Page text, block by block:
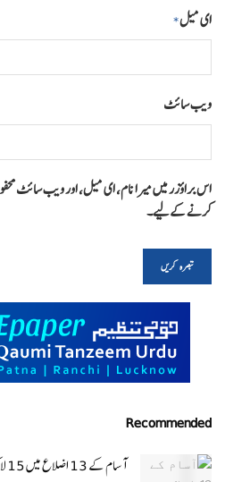
ای میل*
ویب‌ سائٹ
اس براؤزر میں میرا نام، ای میل، اور ویب سائٹ
کرنے کےلیے۔
Recommended
آسام کے 13 اضلاع میں 15 لاکھ سے زائد افراد سیلاب سے متاثر